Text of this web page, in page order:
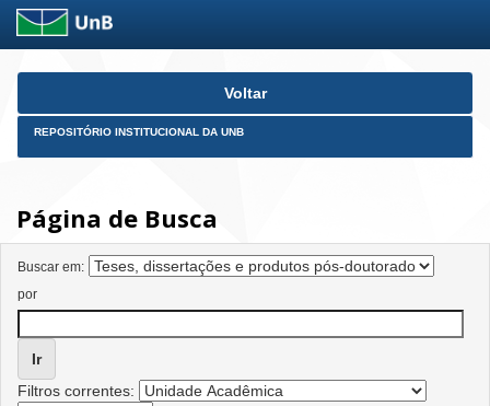
Skip
Voltar
REPOSITÓRIO INSTITUCIONAL DA UNB
Página de Busca
Buscar em:
por
Filtros correntes: